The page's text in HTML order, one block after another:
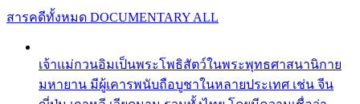
สารคดีทั้งหมด DOCUMENTARY ALL
เจ้าแม่กวนอิมเป็นพระโพธิสัตว์ในพระพุทธศาสนานิกาย
มหายาน มีผู้เคารพนับถือบูชาในหลายประเทศ เช่น จีน